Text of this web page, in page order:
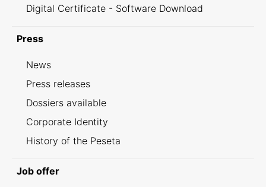
Digital Certificate - Software Download
Press
News
Press releases
Dossiers available
Corporate Identity
History of the Peseta
Job offer